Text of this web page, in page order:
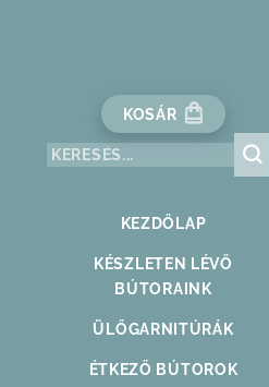
KOSÁR
KEZDŐLAP
KÉSZLETEN LÉVŐ
BÚTORAINK
ÜLŐGARNITÚRÁK
ÉTKEZŐ BÚTOROK